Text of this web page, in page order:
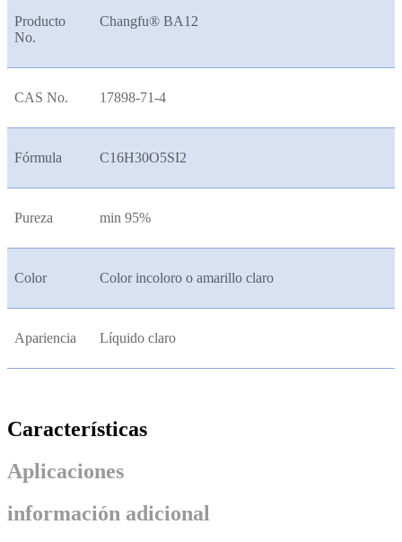
Producto
No.
Changfu® BA12
CAS No. 17898-71-4
Fórmula C16H30O5SI2
Pureza min 95%
Color Color incoloro o amarillo claro
Apariencia Líquido claro
Características
Aplicaciones
información adicional